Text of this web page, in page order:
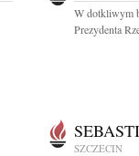
W dotkliwym
Prezydenta
SZCZECIN